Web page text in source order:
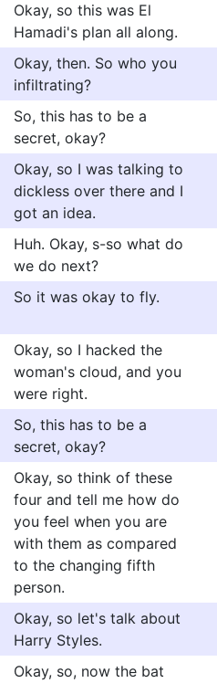
Okay, so this was El
Hamadi's plan all along.
Okay, then. So who you
infiltrating?
So, this has to be a
secret, okay?
Okay, so I was talking to
dickless over there and I
got an idea.
Huh. Okay, s-so what do
we do next?
So it was okay to fly.
Okay, so I hacked the
woman's cloud, and you
were right.
So, this has to be a
secret, okay?
Okay, so think of these
four and tell me how do
you feel when you are
with them as compared
to the changing fifth
person.
Okay, so let's talk about
Harry Styles.
Okay, so, now the bat